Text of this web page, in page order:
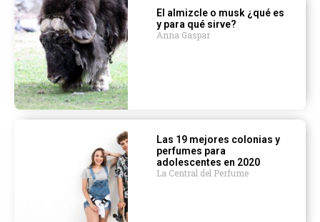
El almizcle o musk ¿qué es
y para qué sirve?
Anna Gaspar
Las 19 mejores colonias y
perfumes para
adolescentes en 2020
La Central del Perfume